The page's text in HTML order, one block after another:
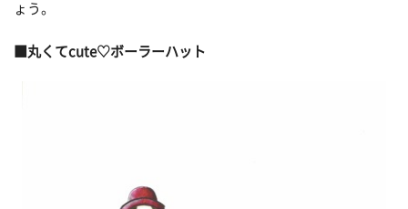
ょう。
■丸くてcute♡ボーラーハット